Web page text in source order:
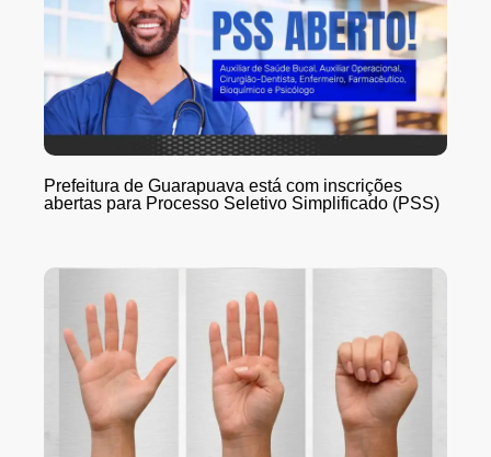
Prefeitura de Guarapuava está com inscrições
abertas para Processo Seletivo Simplificado (PSS)